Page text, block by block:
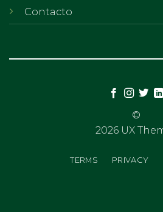
Contacto
©
2026 UX
TERMS PRIVACY